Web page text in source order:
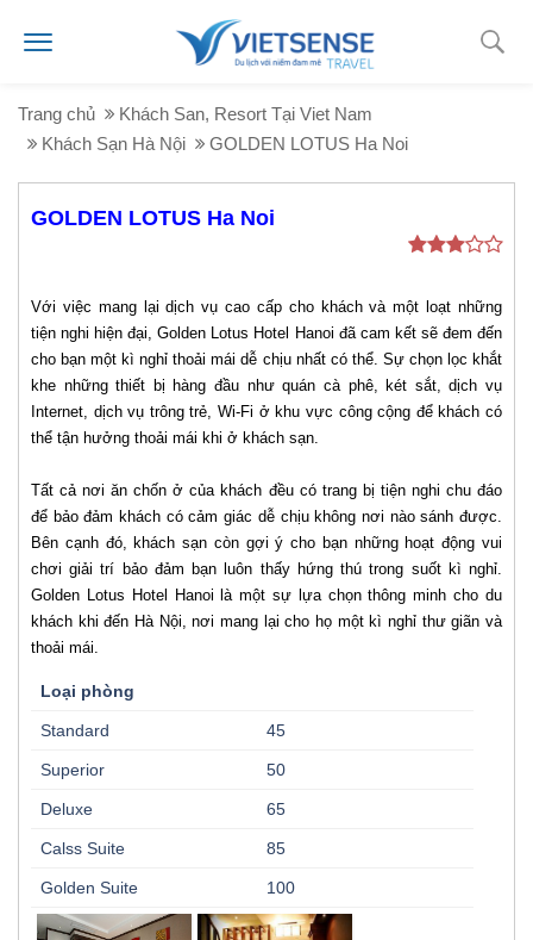
Trang chủ
Khách San, Resort Tại Viet Nam
Khách Sạn Hà Nội
GOLDEN LOTUS Ha Noi
GOLDEN LOTUS Ha Noi
Với việc mang lại dịch vụ cao cấp cho khách và một loạt những
tiện nghi hiện đại, Golden Lotus Hotel Hanoi đã cam kết sẽ đem đến
cho bạn một kì nghỉ thoải mái dễ chịu nhất có thể. Sự chọn lọc khắt
khe những thiết bị hàng đầu như quán cà phê, két sắt, dịch vụ
Internet, dịch vụ trông trẻ, Wi-Fi ở khu vực công cộng để khách có
thể tận hưởng thoải mái khi ở khách sạn.
Tất cả nơi ăn chốn ở của khách đều có trang bị tiện nghi chu đáo
để bảo đảm khách có cảm giác dễ chịu không nơi nào sánh được.
Bên cạnh đó, khách sạn còn gợi ý cho bạn những hoạt động vui
chơi giải trí bảo đảm bạn luôn thấy hứng thú trong suốt kì nghỉ.
Golden Lotus Hotel Hanoi là một sự lựa chọn thông minh cho du
khách khi đến Hà Nội, nơi mang lại cho họ một kì nghỉ thư giãn và
thoải mái.
Loại phòng
Standard 45
Superior 50
Deluxe 65
Calss Suite 85
Golden Suite 100